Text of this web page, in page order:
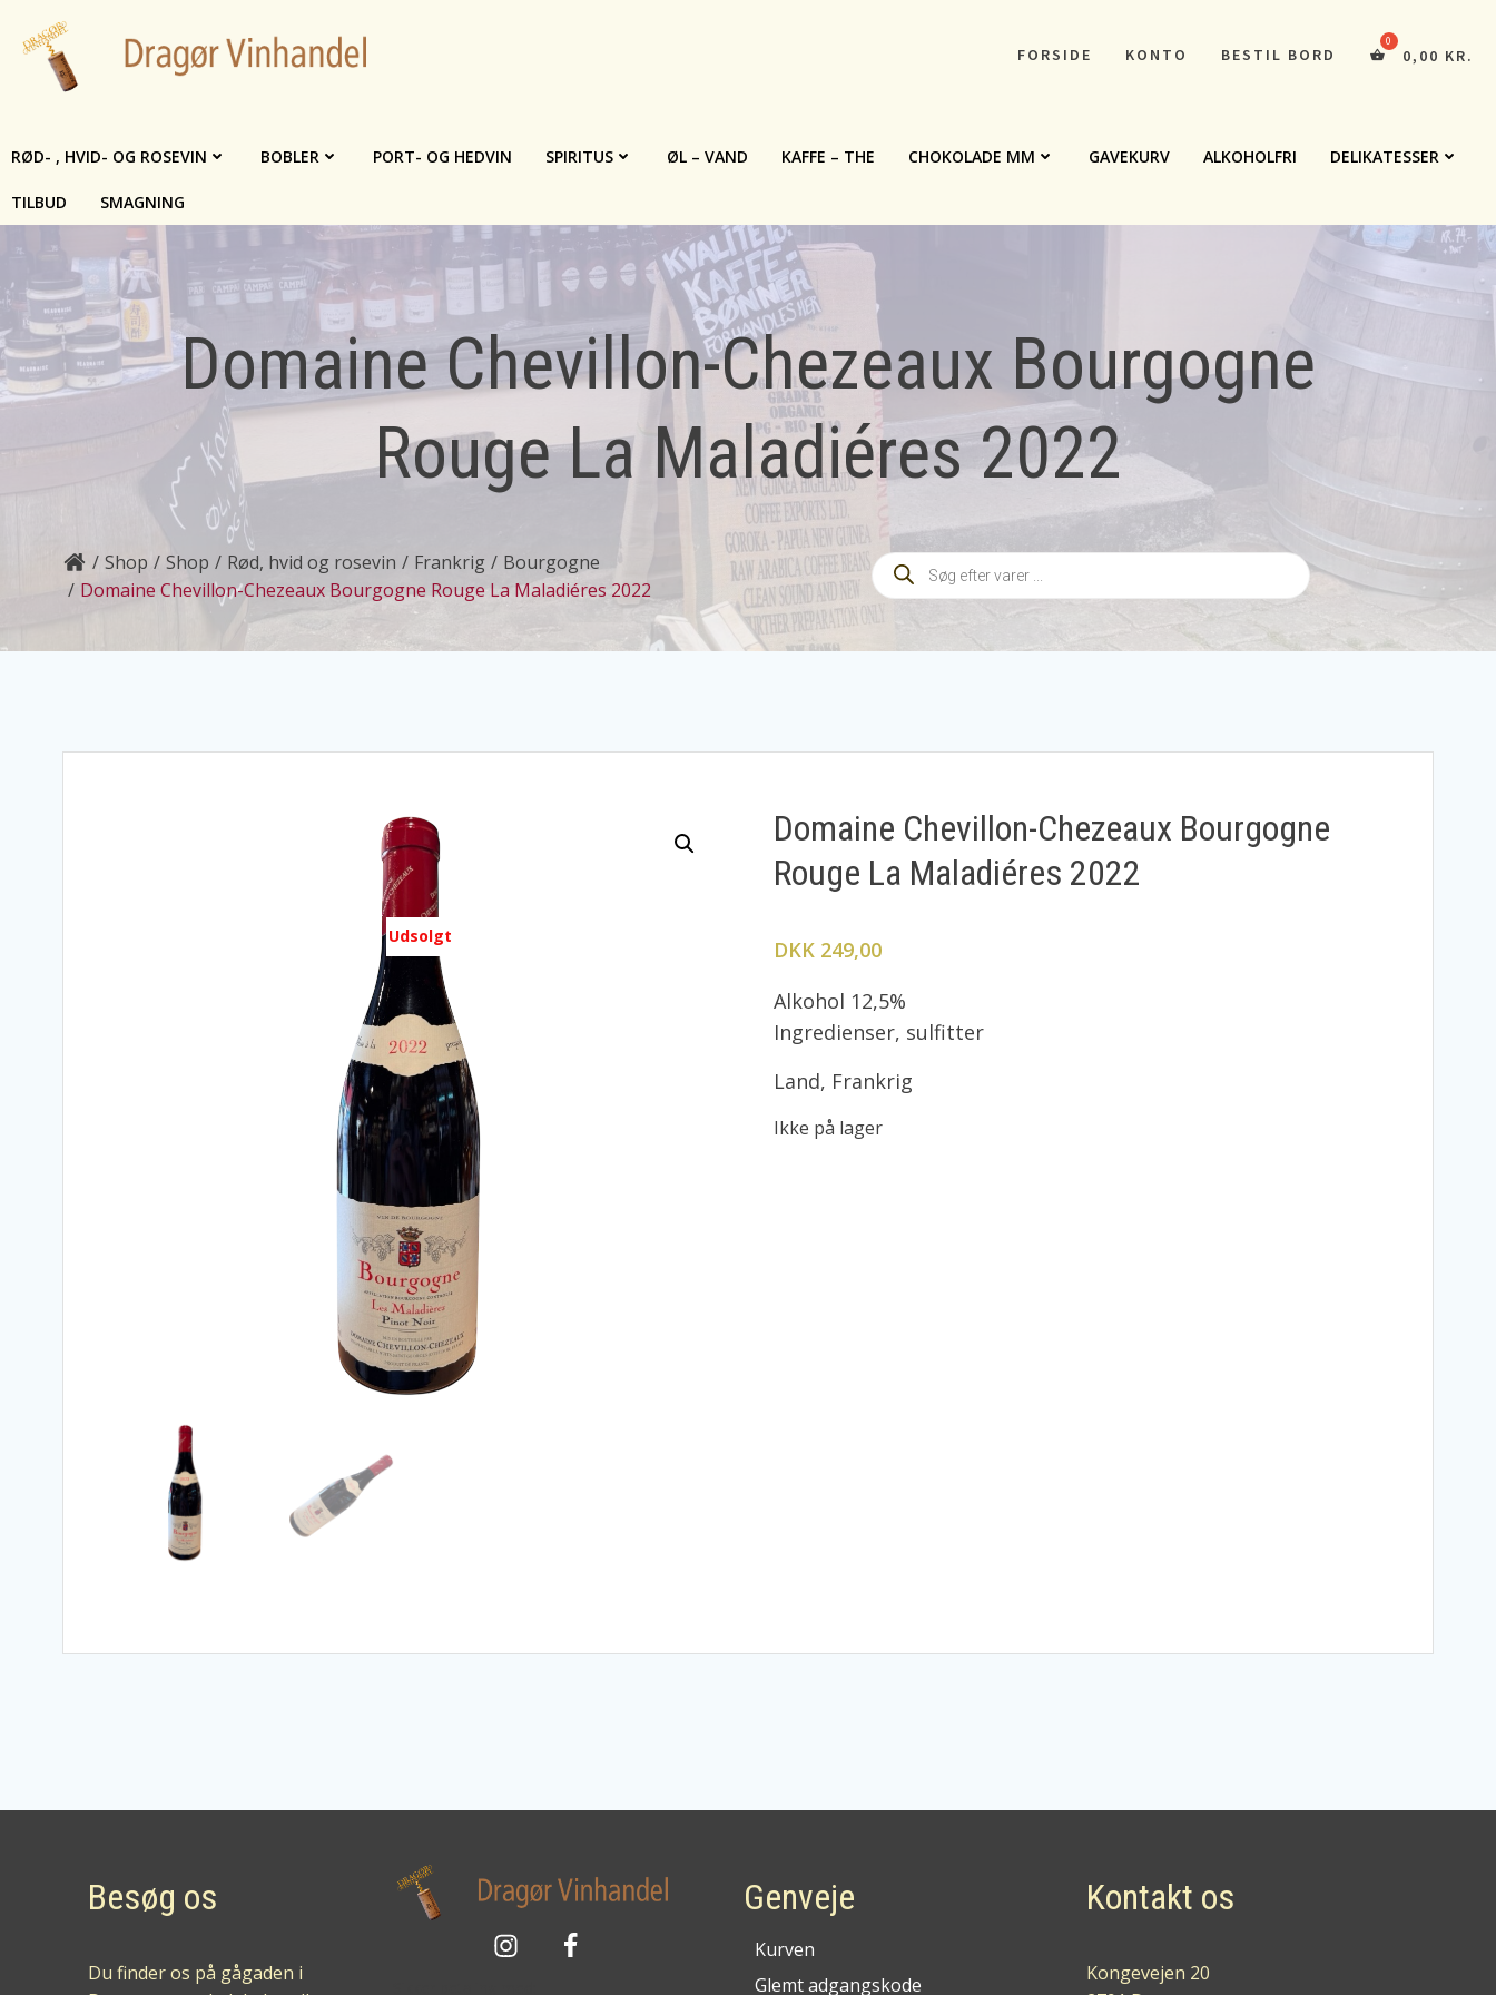
indhold
FORSIDE KONTO BESTIL BORD 0,00 KR.
RØD- , HVID- OG ROSEVIN BOBLER PORT- OG HEDVIN SPIRITUS ØL – VAND KAFFE – THE CHOKOLADE MM GAVEKURV ALKOHOLFRI DELIKATESSER
TILBUD SMAGNING
Domaine Chevillon-Chezeaux Bourgogne
Rouge La Maladiéres 2022
Shop Shop Rød, hvid og rosevin Frankrig
Bourgogne
Domaine Chevillon-Chezeaux Bourgogne Rouge La Maladiéres 2022
Products
search
Udsolgt
Domaine Chevillon-Chezeaux Bourgogne
Rouge La Maladiéres 2022
DKK 249,00
Alkohol 12,5%
Ingredienser, sulfitter
Land, Frankrig
Ikke på lager
Besøg os
Du finder os på gågaden i
Genveje
Kurven
Glemt adgangskode
Kontakt os
Kongevejen 20